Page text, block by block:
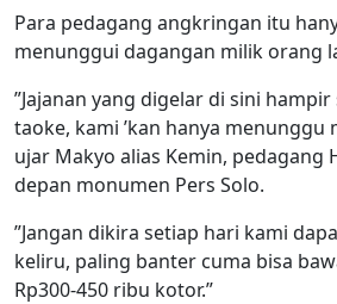
Para pedagang angkringan itu
menunggui dagangan milik orang
”Jajanan yang digelar di sini
taoke, kami ’kan hanya menunggu
ujar Makyo alias Kemin, pedagang
depan monumen Pers Solo.
”Jangan dikira setiap hari kami
keliru, paling banter cuma bisa
Rp300-450 ribu kotor.”